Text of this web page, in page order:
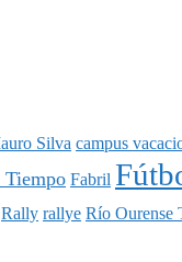
Silva campus
Tiempo Fabril
Rally rallye Río Ourense